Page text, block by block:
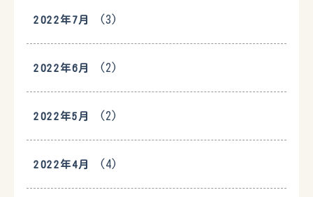
2022年7月 (3)
2022年6月 (2)
2022年5月 (2)
2022年4月 (4)